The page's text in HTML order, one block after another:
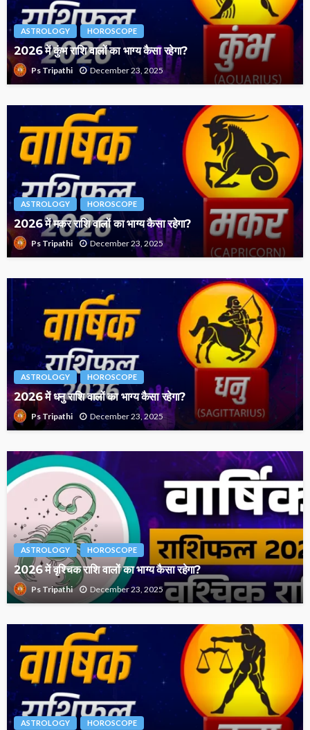
ASTROLOGY HOROSCOPE
2026 में कुंभ राशि वालों का भाग्य कैसा रहेगा?
Ps Tripathi December 23, 2025
ASTROLOGY HOROSCOPE
2026 में मकर राशि वालों का भाग्य कैसा रहेगा?
Ps Tripathi December 23, 2025
ASTROLOGY HOROSCOPE
2026 में धनु राशि वालों का भाग्य कैसा रहेगा?
Ps Tripathi December 23, 2025
ASTROLOGY HOROSCOPE
2026 में वृश्चिक राशि वालों का भाग्य कैसा रहेगा?
Ps Tripathi December 23, 2025
ASTROLOGY HOROSCOPE